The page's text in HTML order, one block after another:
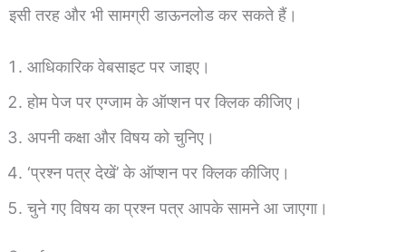
इसी तरह और भी सामग्री डाऊनलोड कर सकते हैं।
आधिकारिक वेबसाइट पर जाइए।
होम पेज पर एग्जाम के ऑप्शन पर क्लिक कीजिए।
अपनी कक्षा और विषय को चुनिए।
‘प्रश्न पत्र देखें’ के ऑप्शन पर क्लिक कीजिए।
चुने गए विषय का प्रश्न पत्र आपके सामने आ जाएगा।